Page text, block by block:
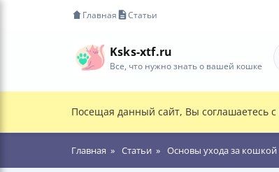
Главная Статьи
Ksks-xtf.ru
Все, что нужно знать о вашей кошке
Посещая данный сайт, Вы соглашаетесь с
Главная Статьи Основы ухода за кошкой